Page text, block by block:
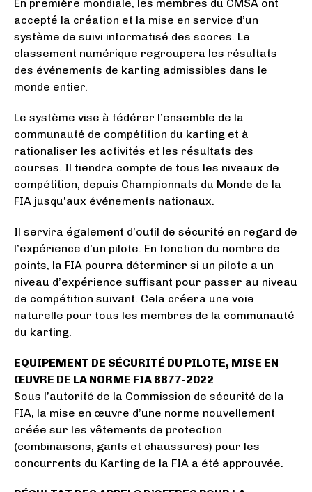
En première mondiale, les membres du CMSA ont
accepté la création et la mise en service d’un
système de suivi informatisé des scores. Le
classement numérique regroupera les résultats
des événements de karting admissibles dans le
monde entier.
Le système vise à fédérer l’ensemble de la
communauté de compétition du karting et à
rationaliser les activités et les résultats des
courses. Il tiendra compte de tous les niveaux de
compétition, depuis Championnats du Monde de la
FIA jusqu’aux événements nationaux.
Il servira également d’outil de sécurité en regard de
l’expérience d’un pilote. En fonction du nombre de
points, la FIA pourra déterminer si un pilote a un
niveau d’expérience suffisant pour passer au niveau
de compétition suivant. Cela créera une voie
naturelle pour tous les membres de la communauté
du karting.
EQUIPEMENT DE SÉCURITÉ DU PILOTE, MISE EN
ŒUVRE DE LA NORME FIA 8877-2022
Sous l’autorité de la Commission de sécurité de la
FIA, la mise en œuvre d’une norme nouvellement
créée sur les vêtements de protection
(combinaisons, gants et chaussures) pour les
concurrents du Karting de la FIA a été approuvée.